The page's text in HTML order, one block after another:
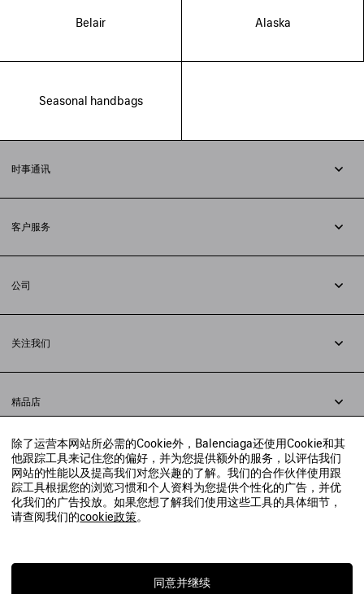
除了运营本网站所必需的Cookie外，Balenciaga还使用Cookie和其
他跟踪工具来记住您的偏好，并为您提供额外的服务，以评估我们
网站的性能以及提高我们对您兴趣的了解。我们的合作伙伴使用跟
踪工具根据您的浏览习惯和个人资料为您提供个性化的广告，并优
化我们的广告投放。如果您想了解我们使用这些工具的具体细节，
请查阅我们的cookie政策。
同意并继续
Belair Alaska
Seasonal handbags
时事通讯
客户服务
配送方式
支付
常见问题解答
公司
法律问题
联合国世界粮食计划署
举报平台
关注我们
小红书
精品店
寻找附近的精品店
实时聊天客服
发送邮件
我们将在24小时内给予回复
联系我们：400-610-6018
© 2020 巴黎世家贸易（上海）有限公司